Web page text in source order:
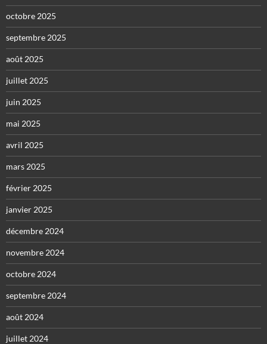
octobre 2025
septembre 2025
août 2025
juillet 2025
juin 2025
mai 2025
avril 2025
mars 2025
février 2025
janvier 2025
décembre 2024
novembre 2024
octobre 2024
septembre 2024
août 2024
juillet 2024